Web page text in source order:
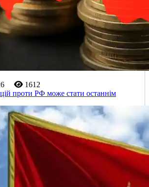
1612
проти РФ може стати останнім